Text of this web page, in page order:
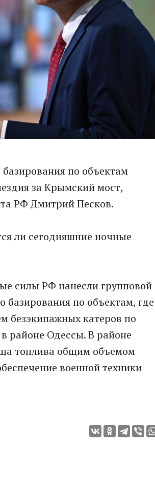
по объектам
за Крымский мост,
РФ Дмитрий Песков.
ли сегодняшние ночные
силы РФ нанесли групповой
по объектам, где
безэкипажных катеров по
районе Одессы. В районе
топлива общим объемом
военной техники